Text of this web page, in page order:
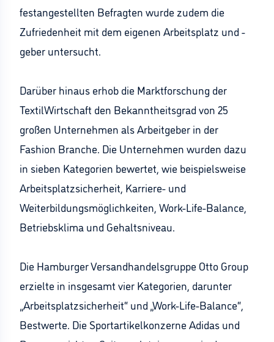
festangestellten Befragten wurde zudem die
Zufriedenheit mit dem eigenen Arbeitsplatz und -
geber untersucht.
Darüber hinaus erhob die Marktforschung der
TextilWirtschaft den Bekanntheitsgrad von 25
großen Unternehmen als Arbeitgeber in der
Fashion Branche. Die Unternehmen wurden dazu
in sieben Kategorien bewertet, wie beispielsweise
Arbeitsplatzsicherheit, Karriere- und
Weiterbildungsmöglichkeiten, Work-Life-Balance,
Betriebsklima und Gehaltsniveau.
Die Hamburger Versandhandelsgruppe Otto Group
erzielte in insgesamt vier Kategorien, darunter
„Arbeitsplatzsicherheit“ und „Work-Life-Balance“,
Bestwerte. Die Sportartikelkonzerne Adidas und